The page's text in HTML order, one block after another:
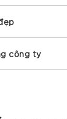
công ty